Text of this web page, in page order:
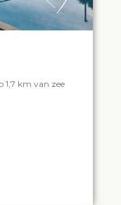
1,7 km van zee